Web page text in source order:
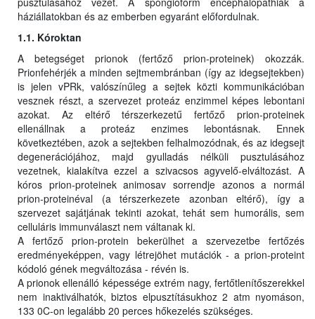
háziállatokban és az emberben egyaránt előfordulnak.
1.1. Kóroktan
A betegséget prionok (fertőző prion-proteinek) okozzák.
Prionfehérjék a minden sejtmembránban (így az idegsejtekben)
is jelen vPRk, valószínűleg a sejtek közti kommunikációban
vesznek részt, a szervezet proteáz enzimmel képes lebontani
azokat. Az eltérő térszerkezetű fertőző prion-proteinek
ellenállnak a proteáz enzimes lebontásnak. Ennek
következtében, azok a sejtekben felhalmozódnak, és az idegsejt
degenerációjához, majd gyulladás nélküli pusztulásához
vezetnek, kialakítva ezzel a szivacsos agyvelő-elváltozást. A
kóros prion-proteinek animosav sorrendje azonos a normál
prion-proteinéval (a térszerkezete azonban eltérő), így a
szervezet sajátjának tekinti azokat, tehát sem humorális, sem
celluláris immunválaszt nem váltanak ki.
A fertőző prion-protein bekerülhet a szervezetbe fertőzés
eredményeképpen, vagy létrejöhet mutációk - a prion-proteint
kódoló gének megváltozása - révén is.
A prionok ellenálló képessége extrém nagy, fertőtlenítőszerekkel
nem inaktiválhatók, biztos elpusztításukhoz 2 atm nyomáson,
133 0C-on legalább 20 perces hőkezelés szükséges.